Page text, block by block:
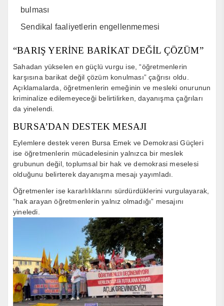
bulması
Sendikal faaliyetlerin engellenmemesi
“BARIŞ YERİNE BARİKAT DEĞİL ÇÖZÜM”
Sahadan yükselen en güçlü vurgu ise, “öğretmenlerin
karşısına barikat değil çözüm konulması” çağrısı oldu.
Açıklamalarda, öğretmenlerin emeğinin ve mesleki onurunun
kriminalize edilemeyeceği belirtilirken, dayanışma çağrıları
da yinelendi.
BURSA’DAN DESTEK MESAJI
Eylemlere destek veren Bursa Emek ve Demokrasi Güçleri
ise öğretmenlerin mücadelesinin yalnızca bir meslek
grubunun değil, toplumsal bir hak ve demokrasi meselesi
olduğunu belirterek dayanışma mesajı yayımladı.
Öğretmenler ise kararlılıklarını sürdürdüklerini vurgulayarak,
“hak arayan öğretmenlerin yalnız olmadığı” mesajını
yineledi.